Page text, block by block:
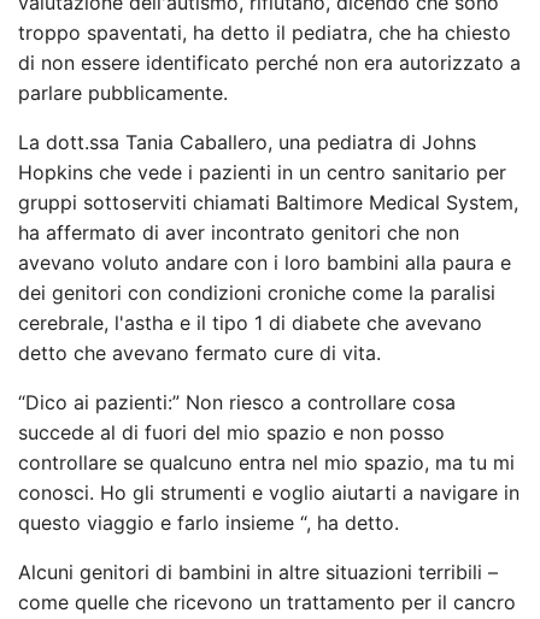
troppo spaventati, ha detto il pediatra, che ha chiesto
di non essere identificato perché non era autorizzato a
parlare pubblicamente.
La dott.ssa Tania Caballero, una pediatra di Johns
Hopkins che vede i pazienti in un centro sanitario per
gruppi sottoserviti chiamati Baltimore Medical System,
ha affermato di aver incontrato genitori che non
avevano voluto andare con i loro bambini alla paura e
dei genitori con condizioni croniche come la paralisi
cerebrale, l'astha e il tipo 1 di diabete che avevano
detto che avevano fermato cure di vita.
“Dico ai pazienti:” Non riesco a controllare cosa
succede al di fuori del mio spazio e non posso
controllare se qualcuno entra nel mio spazio, ma tu mi
conosci. Ho gli strumenti e voglio aiutarti a navigare in
questo viaggio e farlo insieme “, ha detto.
Alcuni genitori di bambini in altre situazioni terribili –
come quelle che ricevono un trattamento per il cancro